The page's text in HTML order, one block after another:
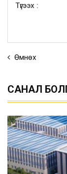
Түгээх :
Өмнөх
САНАЛ